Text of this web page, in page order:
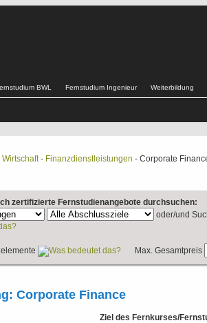
BWL Fernstudium Ingenieur Weiterbildung
Wirtschaft- Finanzdienstleistungen - Corporate
zertifizierte Fernstudienangebote durchsuchen:
oder/und
Max. Gesamtpreis
Corporate Finance
Ziel des Fernkurses/